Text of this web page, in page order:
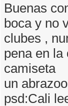
Buenas
boca y no
clubes ,
pena en la
camiseta
un abrazoo
psd:Cali